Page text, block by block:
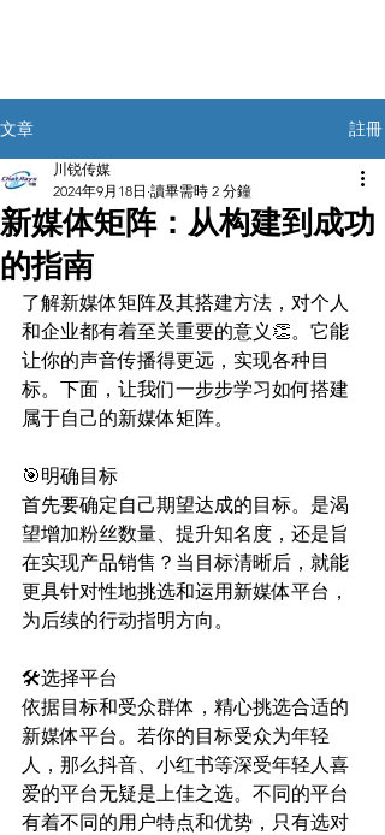
文章 註冊
新媒体矩阵：从构建到成功
的指南
川锐传媒
2024年9月18日 讀畢需時 2 分鐘
了解新媒体矩阵及其搭建方法，对个人
和企业都有着至关重要的意义👏。它能
让你的声音传播得更远，实现各种目
标。下面，让我们一步步学习如何搭建
属于自己的新媒体矩阵。
🎯明确目标
首先要确定自己期望达成的目标。是渴
望增加粉丝数量、提升知名度，还是旨
在实现产品销售？当目标清晰后，就能
更具针对性地挑选和运用新媒体平台，
为后续的行动指明方向。
🛠选择平台
依据目标和受众群体，精心挑选合适的
新媒体平台。若你的目标受众为年轻
人，那么抖音、小红书等深受年轻人喜
爱的平台无疑是上佳之选。不同的平台
有着不同的用户特点和优势，只有选对